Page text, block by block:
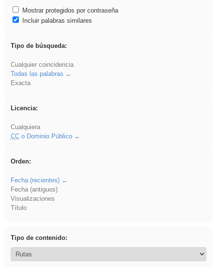
Mostrar protegidos por contraseña
Incluir palabras similares
Tipo de búsqueda:
Cualquier coincidencia
Todas las palabras
Exacta
Licencia:
Cualquiera
CCo Dominio Público
Orden:
Fecha (recientes)
Fecha (antiguos)
Visualizaciones
Título
Tipo de contenido: